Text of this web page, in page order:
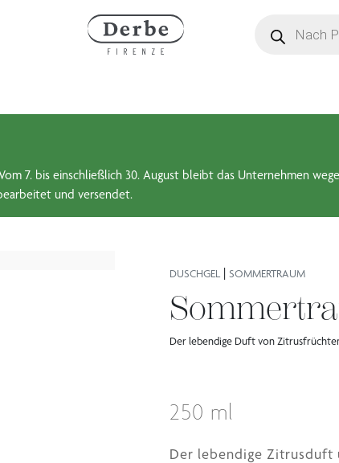
7. bis einschließlich 30. August bleibt das Unternehmen
und versendet.
DUSCHGEL |SOMMERTRAUM
Der lebendige Duft von
250 ml
Der lebendige Zitrusduft